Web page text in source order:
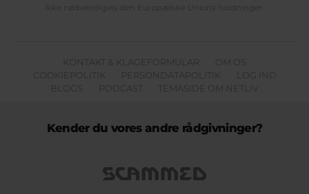
ikke nødvendigvis den Europæiske Unions holdninger.
KONTAKT & KLAGEFORMULAR
OM OS
COOKIEPOLITIK
PERSONDATAPOLITIK
LOG IND
BLOGS
PODCAST TEMASIDE OM NETLIV
Kender du vores andre rådgivninger?